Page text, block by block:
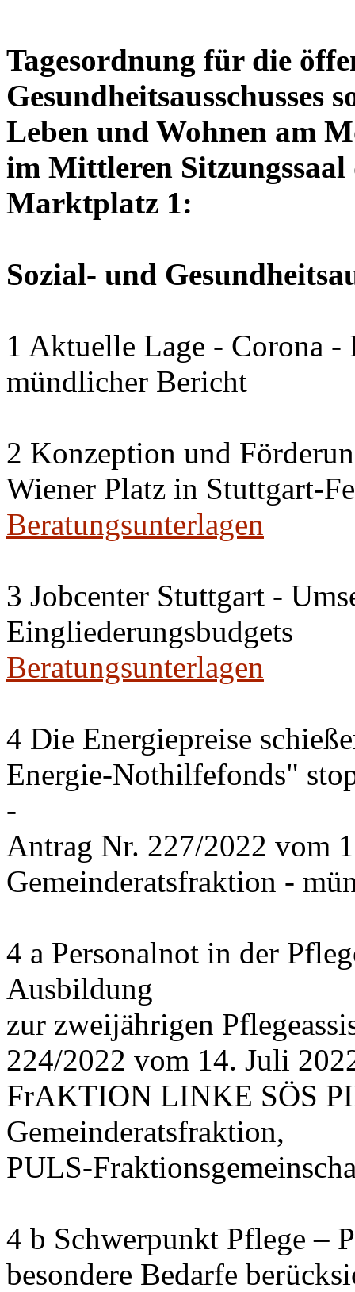
Tagesordnung für die
Gesundheitsausschusses
Leben und Wohnen am
im Mittleren Sitzungssaal
Marktplatz 1:
Sozial- und
1 Aktuelle Lage - Corona
mündlicher Bericht
2 Konzeption und
Wiener Platz in Stuttgart-
Beratungsunterlagen
3 Jobcenter Stuttgart -
Eingliederungsbudgets
Beratungsunterlagen
4 Die Energiepreise
Energie-Nothilfefonds"
-
Antrag Nr. 227/2022 vom
Gemeinderatsfraktion -
4 a Personalnot in der
Ausbildung
zur zweijährigen
224/2022 vom 14. Juli
FrAKTION LINKE SÖS
Gemeinderatsfraktion,
PULS-
4 b Schwerpunkt Pflege –
besondere Bedarfe